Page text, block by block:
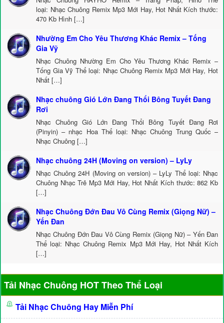
loại: Nhạc Chuông Remix Mp3 Mới Hay, Hot Nhất Kích thước:
470 Kb Hình […]
Nhường Em Cho Yêu Thương Khác Remix – Tống
Gia Vỹ
Nhạc Chuông Nhường Em Cho Yêu Thương Khác Remix –
Tống Gia Vỹ Thể loại: Nhạc Chuông Remix Mp3 Mới Hay, Hot
Nhất […]
Nhạc chuông Gió Lớn Đang Thổi Bông Tuyết Đang
Rơi
Nhạc Chuông Gió Lớn Đang Thổi Bông Tuyết Đang Rơi
(Pinyin) – nhạc Hoa Thể loại: Nhạc Chuông Trung Quốc –
Nhạc Chuông […]
Nhạc chuông 24H (Moving on version) – LyLy
Nhạc Chuông 24H (Moving on version) – LyLy Thể loại: Nhạc
Chuông Nhạc Trẻ Mp3 Mới Hay, Hot Nhất Kích thước: 862 Kb
[…]
Nhạc Chuông Đớn Đau Vô Cùng Remix (Giọng Nữ) –
Yến Đan
Nhạc Chuông Đớn Đau Vô Cùng Remix (Giọng Nữ) – Yến Đan
Thể loại: Nhạc Chuông Remix Mp3 Mới Hay, Hot Nhất Kích
[…]
Tải Nhạc Chuông HOT Theo Thể Loại
Tải Nhạc Chuông Hay Miễn Phí